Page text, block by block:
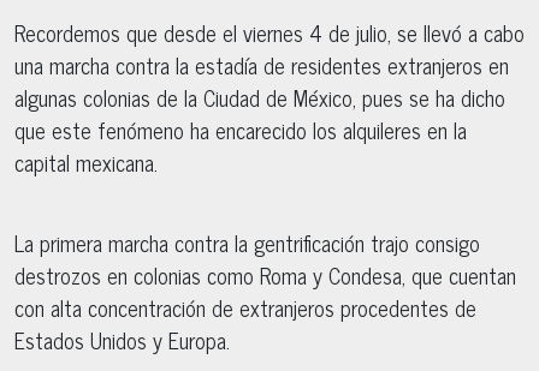
Recordemos que desde el viernes 4 de julio, se llevó a cabo
una marcha contra la estadía de residentes extranjeros en
algunas colonias de la Ciudad de México, pues se ha dicho
que este fenómeno ha encarecido los alquileres en la
capital mexicana.
La primera marcha contra la gentrificación trajo consigo
destrozos en colonias como Roma y Condesa, que cuentan
con alta concentración de extranjeros procedentes de
Estados Unidos y Europa.